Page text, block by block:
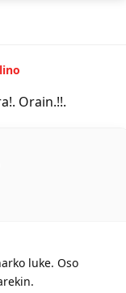
Orain.!!.
luke. Oso